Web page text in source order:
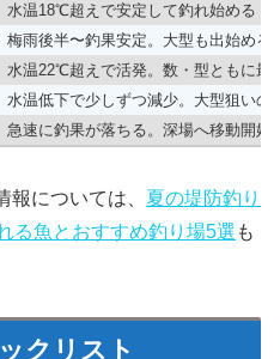
水温18℃超えで安定して釣れ始める
梅雨後半〜釣果安定。大型も出始める
水温22℃超えで活発。数・型ともに最
水温低下で少しずつ減少。大型狙いの
急速に釣果が落ちる。深場へ移動開始
については、 夏の堤防釣り
る魚とおすすめ釣り場5選 も
クリスト